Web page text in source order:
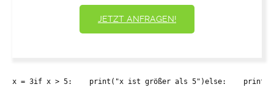
JETZT ANFRAGEN!
x = 3if x > 5:    print("x ist größer als 5")else: